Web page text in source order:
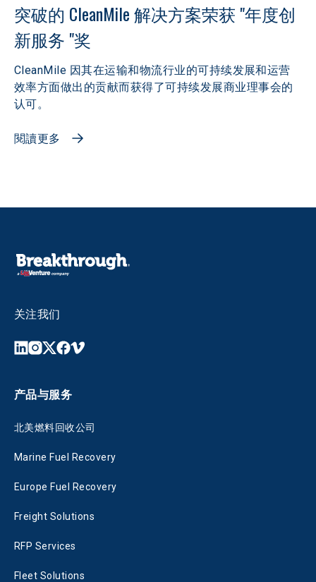
突破的 CleanMile 解决方案荣获 "年度创
新服务 "奖
CleanMile 因其在运输和物流行业的可持续发展和运营
效率方面做出的贡献而获得了可持续发展商业理事会的
认可。
閱讀更多
关注我们
产品与服务
北美燃料回收公司
Marine Fuel Recovery
Europe Fuel Recovery
Freight Solutions
RFP Services
Fleet Solutions